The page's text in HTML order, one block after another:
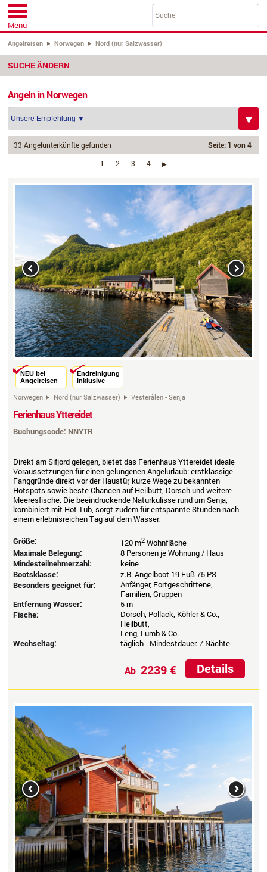
Menü
Angelreisen Norwegen Nord (nur Salzwasser)
SUCHE ÄNDERN
Angeln in Norwegen
33 Angelunterkünfte gefunden
Seite: 1 von 4
1
2 3 4 ›
Previous Next
NEU bei
Angelreisen
Endreinigung
inklusive
Norwegen Nord (nur Salzwasser) Vesterålen - Senja
Ferienhaus Yttereidet
Buchungscode: NNYTR
Direkt am Sifjord gelegen, bietet das Ferienhaus Yttereidet ideale
Voraussetzungen für einen gelungenen Angelurlaub: erstklassige
Fanggründe direkt vor der Haustür, kurze Wege zu bekannten
Hotspots sowie beste Chancen auf Heilbutt, Dorsch und weitere
Meeresfische. Die beeindruckende Naturkulisse rund um Senja,
kombiniert mit Hot Tub, sorgt zudem für entspannte Stunden nach
einem erlebnisreichen Tag auf dem Wasser.
Größe: 120 m2Wohnfläche
Maximale Belegung:
8 Personen je Wohnung / Haus
Mindesteilnehmerzahl:
keine
Bootsklasse:
z.B. Angelboot 19 Fuß 75 PS
Besonders geeignet für:
Anfänger, Fortgeschrittene,
Familien, Gruppen
Entfernung Wasser:
5 m
Fische:
Dorsch, Pollack, Köhler & Co.,
Heilbutt,
Leng, Lumb & Co.
Wechseltag:
täglich - Mindestdauer: 7 Nächte
Details
Ab2239 €
Previous Next